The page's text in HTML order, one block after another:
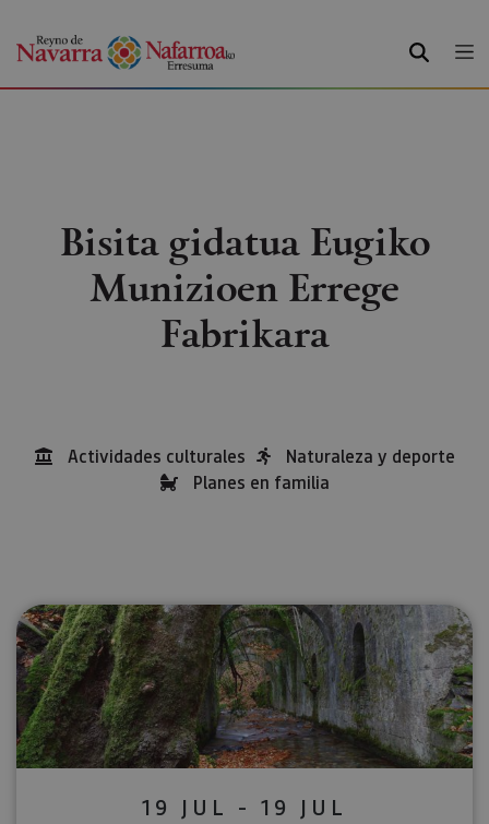
BILATU
Bisita gidatua Eugiko
Munizioen Errege
Fabrikara
Actividades culturales
Naturaleza y deporte
Planes en familia
19 JUL - 19 JUL